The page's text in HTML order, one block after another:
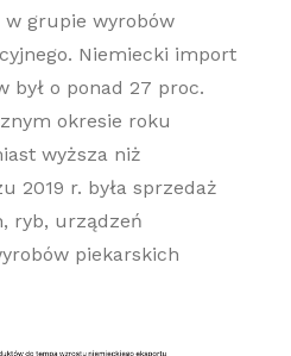
w grupie wyrobów
Niemiecki import
był o ponad 27 proc.
okresie roku
wyższa niż
2019 r. była sprzedaż
ryb, urządzeń
piekarskich